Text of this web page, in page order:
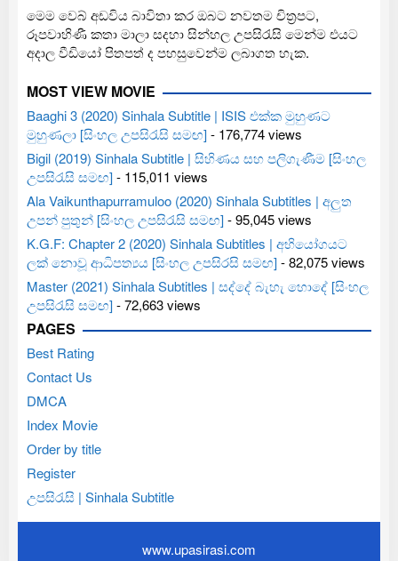
මෙම වෙබ් අඩවිය බාවිතා කර ඔබට නවතම චිත්‍රපට,
රූපවාහිණී කතා මාලා සදහා සින්හල උපසිරැසි මෙන්ම එයට
අදාල වීඩියෝ පිතපත් ද පහසුවෙන්ම ලබාගත හැක.
MOST VIEW MOVIE
Baaghi 3 (2020) Sinhala Subtitle | ISIS එක්ක මුහුණට
මුහුණලා [සිංහල උපසිරැසි සමඟ]- 176,774 views
Bigil (2019) Sinhala Subtitle | සිහිණය සහ පලිගැණීම [සිංහල
උපසිරැසි සමඟ]- 115,011 views
Ala Vaikunthapurramuloo (2020) Sinhala Subtitles | අලුත
උපන් පුතුන් [සිංහල උපසිරැසි සමඟ]- 95,045 views
K.G.F: Chapter 2 (2020) Sinhala Subtitles | අභියෝගයට
ලක් නොවූ ආධිපත්‍යය [සිංහල උපසිරසි සමඟ]- 82,075 views
Master (2021) Sinhala Subtitles | සද්දේ බැහැ හොදේ [සිංහල
උපසිරැසි සමඟ]- 72,663 views
PAGES
Best Rating
Contact Us
DMCA
Index Movie
Order by title
Register
උපසිරැසි | Sinhala Subtitle
www.upasirasi.com